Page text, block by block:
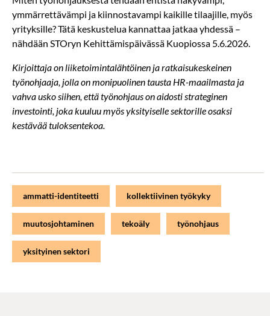
ymmärrettävämpi ja kiinnostavampi kaikille tilaajille, myös
yrityksille? Tätä keskustelua kannattaa jatkaa yhdessä –
nähdään STOryn Kehittämispäivässä Kuopiossa 5.6.2026.
Kirjoittaja on liiketoimintalähtöinen ja ratkaisukeskeinen
työnohjaaja, jolla on monipuolinen tausta HR-maailmasta ja
vahva usko siihen, että työnohjaus on aidosti strateginen
investointi, joka kuuluu myös yksityiselle sektorille osaksi
kestävää tuloksentekoa.
ammatti-identiteetti kollektiivinen työkyky
muutosjohtaminen tekoäly työnohjaus
yksityinen sektori